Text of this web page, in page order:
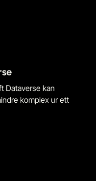
Dataverse kan
komplex ur ett